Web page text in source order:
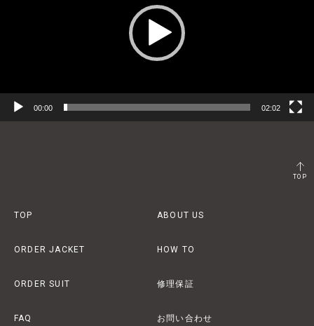
00:00 02:02
TOP
TOP ABOUT US
ORDER JACKET HOW TO
ORDER SUIT 修理保証
FAQ お問い合わせ